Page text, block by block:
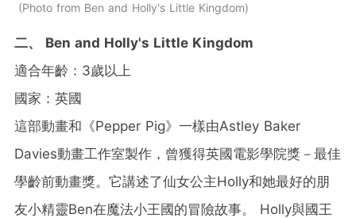
Photo from Ben and Holly's Little Kingdom
二、
Ben and Holly's Little Kingdom
適合年齡：3歲以上
國家：英國
這部動畫和《Pepper Pig》一樣由Astley Baker
Davies動畫工作室製作，曾獲得英國電影學院獎－最佳
學齡前動畫獎。它講述了仙女公主Holly和她最好的朋
友小精靈Ben在魔法小王國的冒險故事。
Holly與國王